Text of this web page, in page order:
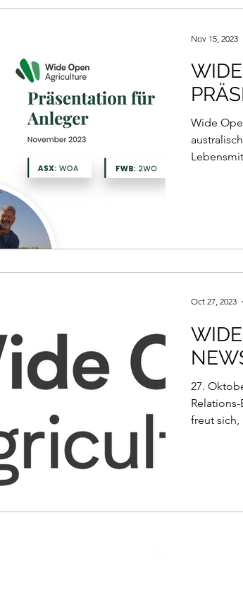
Wide
Nov 15, 2023
27.
freut sich,
Oct 27, 2023